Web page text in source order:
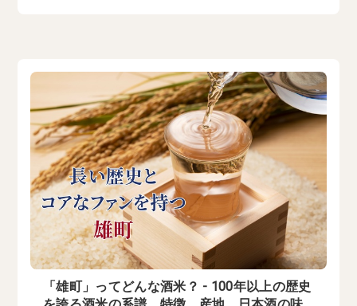
「雄町」ってどんな酒米？ - 100年以上の歴史